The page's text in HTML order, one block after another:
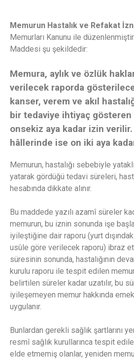
Memurun Hastalık ve Refakat
Memurları Kanunu ile
Maddesi şu şekildedir:
Memura, aylık ve özlük
verilecek raporda
kanser, verem ve akıl
bir tedaviye ihtiyaç gösteren
onsekiz aya kadar izin
hâllerinde ise on iki aya
Memurun, hastalığı sebebiyle
yatarak gördüğü tedavi süreleri,
hesabında dikkate alınır.
Bu maddede yazılı azamî süreler
memurun, bu iznin sonunda işe
iyileştiğine dair raporu (yurt
usûle göre verilecek raporu) ibraz
süresinin sonunda, hastalığının
kurulu raporu ile tespit edilen
belirtilen süreler kadar uzatılır, bu
iyileşemeyen memur hakkında
uygulanır.
Bunlardan gerekli sağlık şartlarını
resmî sağlık kurullarınca tespit
elde etmemiş olanlar, yeniden